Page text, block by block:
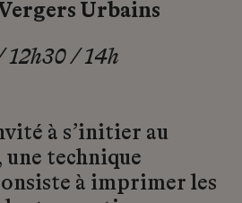
Urbains
12h30 / 14h
à s’initier au
une technique
à imprimer les